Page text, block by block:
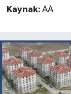
Kaynak: AA